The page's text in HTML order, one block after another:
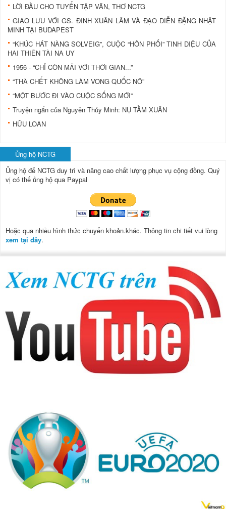
LỜI ĐẦU CHO TUYỂN TẬP VĂN, THƠ NCTG
GIAO LƯU VỚI GS. ĐINH XUÂN LÂM VÀ ĐẠO DIỄN ĐẶNG NHẬT
MINH TẠI BUDAPEST
“KHÚC HÁT NÀNG SOLVEIG”, CUỘC “HÔN PHỐI” TINH DIỆU CỦA
HAI THIÊN TÀI NA UY
1956 - “CHỈ CÒN MÃI VỚI THỜI GIAN...”
“THÀ CHẾT KHÔNG LÀM VONG QUỐC NÔ”
“MỘT BƯỚC ĐI VÀO CUỘC SỐNG MỚI”
Truyện ngắn của Nguyễn Thủy Minh: NỤ TẦM XUÂN
HỮU LOAN
Ủng hộ NCTG
Ủng hộ để NCTG duy trì và nâng cao chất lượng phục vụ cộng đồng. Quý
vị có thể ủng hộ qua Paypal
Hoặc qua nhiều hình thức chuyển khoản.khác. Thông tin chi tiết vui lòng
xem tại đây.